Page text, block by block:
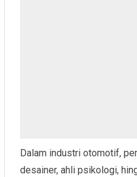
Dalam industri otomotif,
desainer, ahli psikologi,